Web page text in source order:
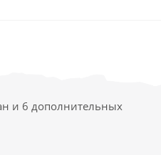
и 6 дополнительных